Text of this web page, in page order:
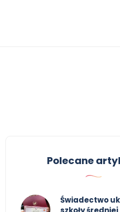
Polecane
Świadectwo